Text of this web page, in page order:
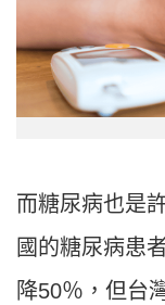
而糖尿病也是
國的糖尿病患
降50％，但台